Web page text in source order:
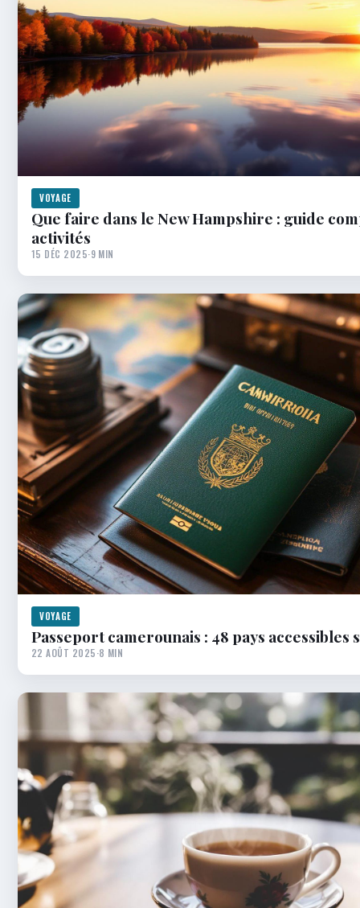
VOYAGE
Que faire dans le New Hampshire : guide
activités
15 DÉC 2025·9 MIN
VOYAGE
Passeport camerounais : 48 pays accessibles
22 AOÛT 2025·8 MIN